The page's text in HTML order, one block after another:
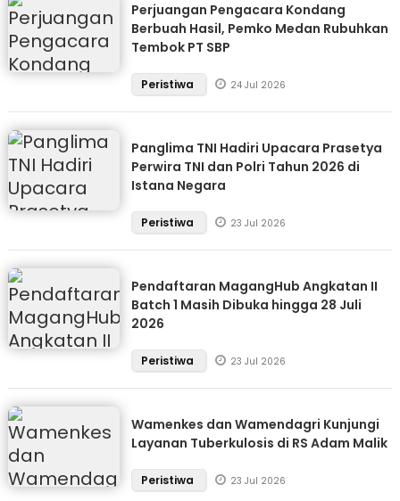
Perjuangan Pengacara Kondang
Berbuah Hasil, Pemko Medan Rubuhkan
Tembok PT SBP
Peristiwa 24 Jul 2026
Panglima TNI Hadiri Upacara Prasetya
Perwira TNI dan Polri Tahun 2026 di
Istana Negara
Peristiwa 23 Jul 2026
Pendaftaran MagangHub Angkatan II
Batch 1 Masih Dibuka hingga 28 Juli
2026
Peristiwa 23 Jul 2026
Wamenkes dan Wamendagri Kunjungi
Layanan Tuberkulosis di RS Adam Malik
Peristiwa 23 Jul 2026